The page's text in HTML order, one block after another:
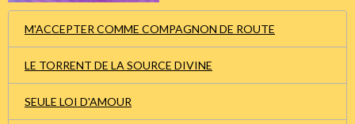
M'ACCEPTER COMME COMPAGNON DE ROUTE
LE TORRENT DE LA SOURCE DIVINE
SEULE LOI D'AMOUR